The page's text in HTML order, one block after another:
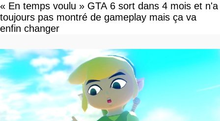
« En temps voulu » GTA 6 sort dans 4 mois et n'a
toujours pas montré de gameplay mais ça va
enfin changer